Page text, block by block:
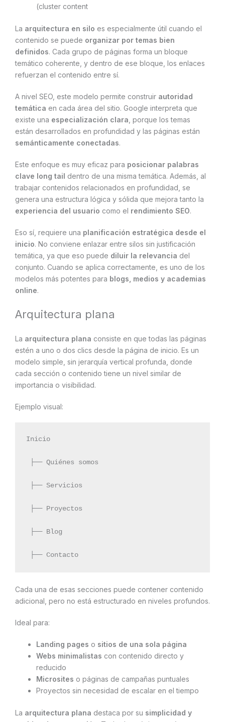
(cluster content
La arquitectura en silo es especialmente útil cuando el
contenido se puede organizar por temas bien
definidos. Cada grupo de páginas forma un bloque
temático coherente, y dentro de ese bloque, los enlaces
refuerzan el contenido entre sí.
A nivel SEO, este modelo permite construir autoridad
temática en cada área del sitio. Google interpreta que
existe una especialización clara , porque los temas
están desarrollados en profundidad y las páginas están
semánticamente conectadas.
Este enfoque es muy eficaz para posicionar palabras
clave long tail dentro de una misma temática. Además, al
trabajar contenidos relacionados en profundidad, se
genera una estructura lógica y sólida que mejora tanto la
experiencia del usuario como el rendimiento SEO.
Eso sí, requiere una planificación estratégica desde el
inicio. No conviene enlazar entre silos sin justificación
temática, ya que eso puede diluir la relevancia del
conjunto. Cuando se aplica correctamente, es uno de los
modelos más potentes para blogs, medios y academias
online.
Arquitectura plana
La arquitectura plana consiste en que todas las páginas
estén a uno o dos clics desde la página de inicio. Es un
modelo simple, sin jerarquía vertical profunda, donde
cada sección o contenido tiene un nivel similar de
importancia o visibilidad.
Ejemplo visual:
Inicio
├── Quiénes somos
├── Servicios
├── Proyectos
├── Blog
├── Contacto
Cada una de esas secciones puede contener contenido
adicional, pero no está estructurado en niveles profundos.
Ideal para:
Landing pages o sitios de una sola página
Webs minimalistas con contenido directo y
reducido
Microsites o páginas de campañas puntuales
Proyectos sin necesidad de escalar en el tiempo
La arquitectura plana destaca por su simplicidad y